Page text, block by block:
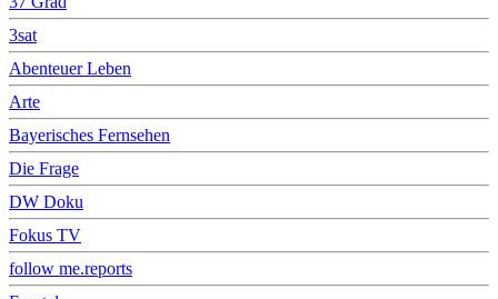
3sat
Abenteuer Leben
Arte
Bayerisches Fernsehen
Die Frage
DW Doku
Fokus TV
follow me.reports